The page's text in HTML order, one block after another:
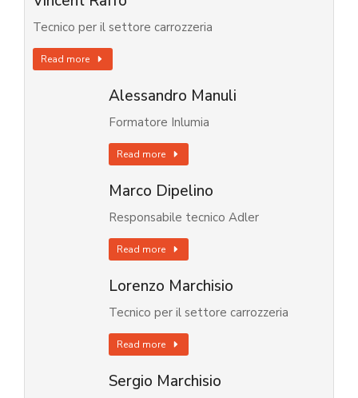
Tecnico per il settore carrozzeria
Read more
Alessandro Manuli
Formatore Inlumia
Read more
Marco Dipelino
Responsabile tecnico Adler
Read more
Lorenzo Marchisio
Tecnico per il settore carrozzeria
Read more
Sergio Marchisio